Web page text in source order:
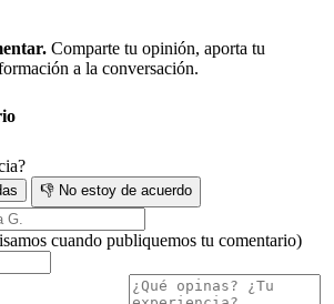
Comparte tu opinión, aporta tu
a la conversación.
👎 No estoy de acuerdo
cuando publiquemos tu comentario)